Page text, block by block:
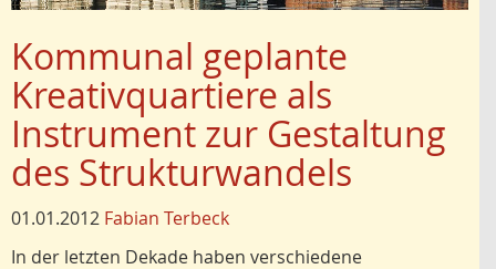
Kommunal geplante
Kreativquartiere als
Instrument zur Gestaltung
des Strukturwandels
01.01.2012 Fabian Terbeck
In der letzten Dekade haben verschiedene